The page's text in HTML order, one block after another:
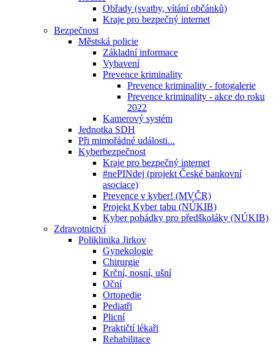
Obřady (svatby, vítání občánků)
Kraje pro bezpečný internet
Bezpečnost
Městská policie
Základní informace
Vybavení
Prevence kriminality
Prevence kriminality - fotogalerie
Prevence kriminality - akce do roku
2022
Kamerový systém
Jednotka SDH
Při mimořádné události...
Kyberbezpečnost
Kraje pro bezpečný internet
#nePINdej (projekt České bankovní
asociace)
Prevence v kyber! (MVČR)
Projekt Kyber tabu (NÚKIB)
Kyber pohádky pro předškoláky (NÚKIB)
Zdravotnictví
Poliklinika Jirkov
Gynekologie
Chirurgie
Krční, nosní, ušní
Oční
Ortopedie
Pediatři
Plicní
Praktičtí lékaři
Rehabilitace